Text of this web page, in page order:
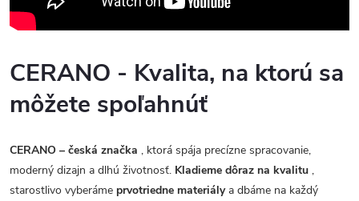
CERANO - Kvalita, na ktorú sa
môžete spoľahnúť
CERANO – česká značka , ktorá spája precízne spracovanie,
moderný dizajn a dlhú životnosť. Kladieme dôraz na kvalitu ,
starostlivo vyberáme prvotriedne materiálya dbáme na každý